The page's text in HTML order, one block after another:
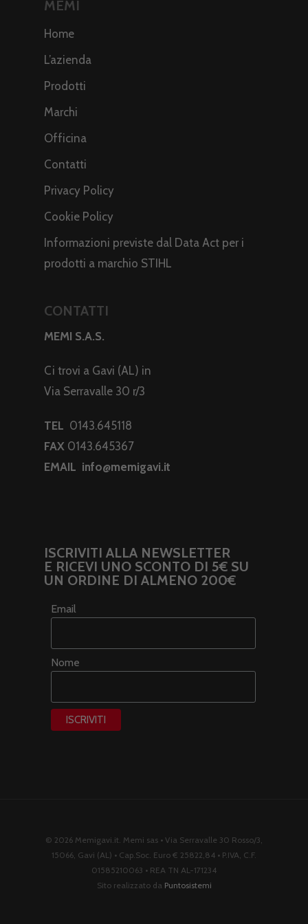
MEMI
Home
L’azienda
Prodotti
Marchi
Officina
Contatti
Privacy Policy
Cookie Policy
Informazioni previste dal Data Act per i
prodotti a marchio STIHL
CONTATTI
MEMI S.A.S.
Ci trovi a Gavi (AL) in
Via Serravalle 30 r/3
TEL 0143.645118
FAX 0143.645367
EMAIL info@memigavi.it
ISCRIVITI ALLA NEWSLETTER
E RICEVI UNO SCONTO DI 5€ SU
UN ORDINE DI ALMENO 200€
Email
Nome
© 2026 Memigavi.it. Memi sas • Via Serravalle 30 Rosso/3,
15066, Gavi (AL) • Cap.Soc. Euro € 25822,84 • P.IVA, C.F.
01585210063 • REA TN AL-171234
Sito realizzato da Puntosistemi